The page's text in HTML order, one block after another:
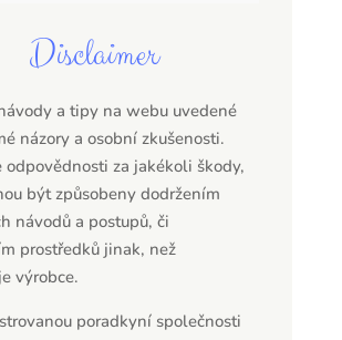
Disclaimer
a tipy na webu uvedené
názory a osobní zkušenosti.
odpovědnosti za jakékoli škody,
být způsobeny dodržením
návodů a postupů, či
prostředků jinak, než
výrobce.
poradkyní společnosti